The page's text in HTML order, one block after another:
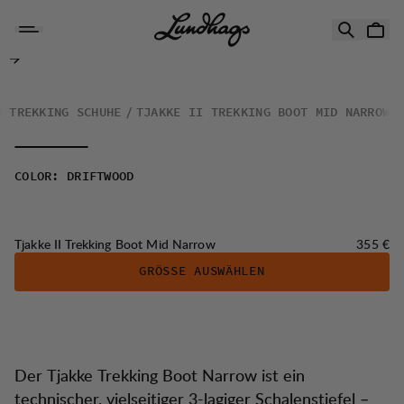
Tjakke II Trekking Boot Mid Narrow
TREKKING SCHUHE TJAKKE II TREKKING BOOT MID NARROW
COLOR : DRIFTWOOD
Tjakke II Trekking Boot Mid Narrow Preis:
355 €
GRÖSSE AUSWÄHLEN
Der Tjakke Trekking Boot Narrow ist ein
technischer, vielseitiger 3-lagiger Schalenstiefel –